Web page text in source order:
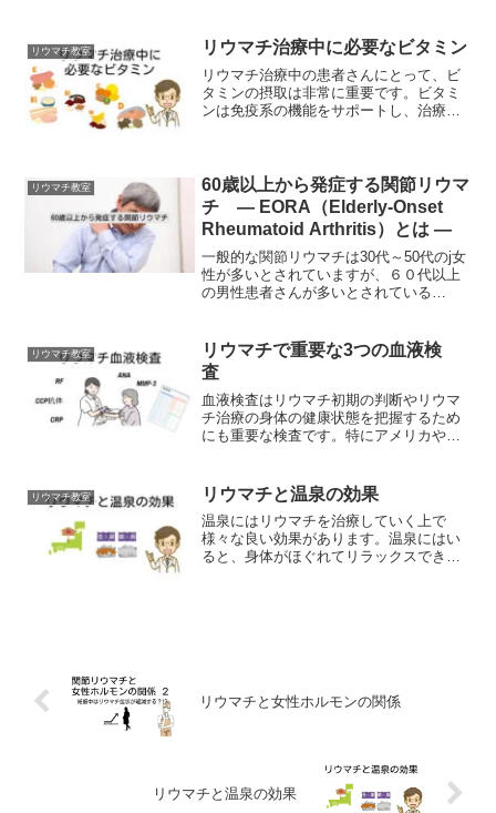
リウマチ教室 リウマチ治療中に必要なビタミン
リウマチ治療中の患者さんにとって、ビ
タミンの摂取は非常に重要です。ビタミ
ンは免疫系の機能をサポートし、治療の
リウマチ教室
60歳以上から発症する関節リウマ
チ ― EORA（Elderly-Onset
Rheumatoid Arthritis）とは ―
一般的な関節リウマチは30代～50代のj女
性が多いとされていますが、６０代以上
の男性患者さんが多いとされている
リウマチ教室
リウマチで重要な3つの血液検
査
血液検査はリウマチ初期の判断やリウマ
チ治療の身体の健康状態を把握するため
にも重要な検査です。特にアメリカや欧
体にプラスして関節の炎症を見るCRPの3
つは必要な血液検査といえます。リウマ
チの診断・治療過程・感染症の把握、副
作用の把握など、リウマチ治療を行うう
えで血液検査は重要な役割をもっていま
リウマチ教室 リウマチと温泉の効果
温泉にはリウマチを治療していく上で
様々な良い効果があります。温泉にはい
ると、身体がほぐれてリラックスできた
リウマチと女性ホルモンの関係
リウマチと温泉の効果